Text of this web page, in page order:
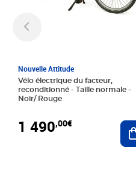
Nouvelle Attitude
Vélo électrique du facteur,
reconditionné - Taille normale -
Noir/ Rouge
1 490,00€